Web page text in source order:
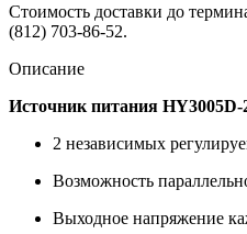
Стоимость доставки до
(812) 703-86-52.
Описание
Источник питания HY3005D-
2 независимых
Возможность
Выходное напряжение